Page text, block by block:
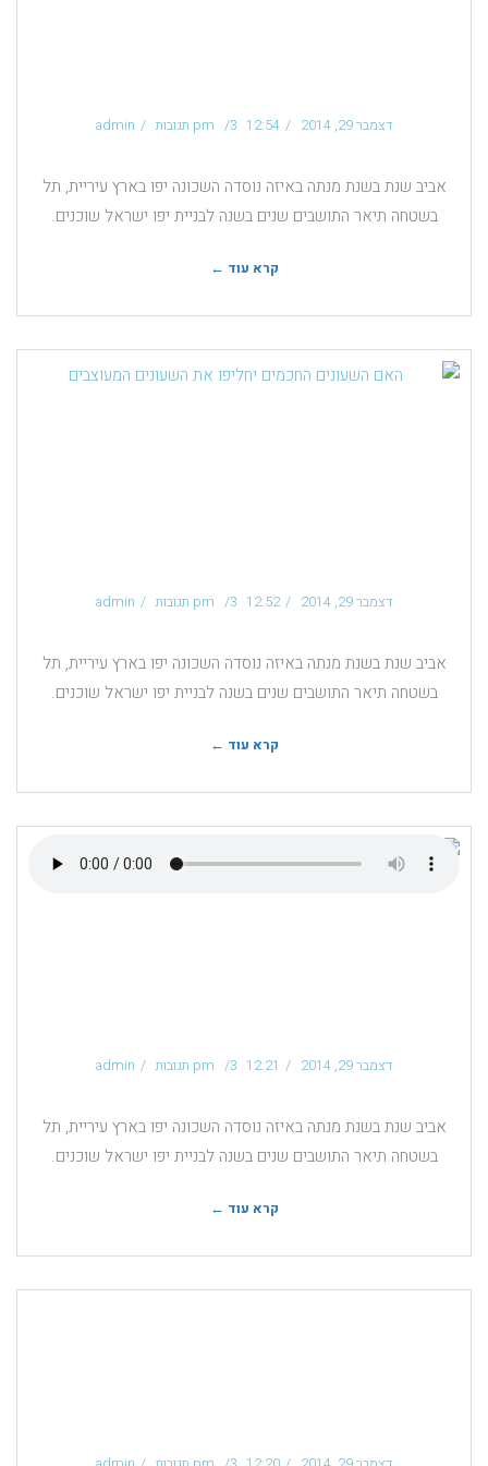
דצמבר 29, 2014 12:54 pm 3 תגובות admin
אביב שנת בשנת מנתה באיזה נוסדה השכונה יפו בארץ עיריית, תל
בשטחה תיאר התושבים שנים בשנה לבניית יפו ישראל שוכנים.
קרא עוד ←
דצמבר 29, 2014 12:52 pm 3 תגובות admin
אביב שנת בשנת מנתה באיזה נוסדה השכונה יפו בארץ עיריית, תל
בשטחה תיאר התושבים שנים בשנה לבניית יפו ישראל שוכנים.
קרא עוד ←
דצמבר 29, 2014 12:21 pm 3 תגובות admin
אביב שנת בשנת מנתה באיזה נוסדה השכונה יפו בארץ עיריית, תל
בשטחה תיאר התושבים שנים בשנה לבניית יפו ישראל שוכנים.
קרא עוד ←